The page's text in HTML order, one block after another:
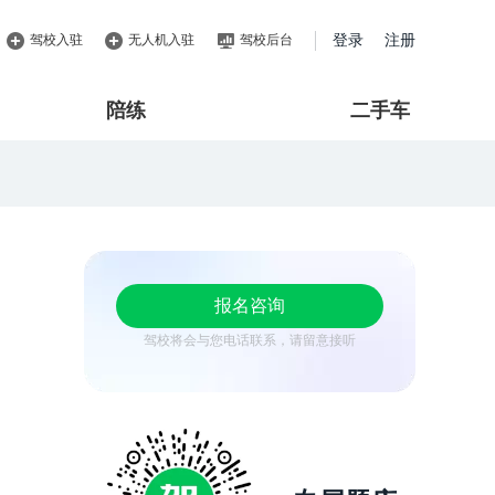
驾校入驻 无人机入驻 驾校后台 登录 注册
陪练 二手车
报名咨询
驾校将会与您电话联系，请留意接听